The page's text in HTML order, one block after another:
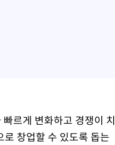
르게 변화하고 경쟁이 치
창업할 수 있도록 돕는